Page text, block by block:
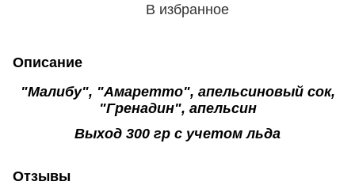
В избранное
Описание
"Малибу", "Амаретто", апельсиновый сок,
"Гренадин", апельсин
Выход 300 гр с учетом льда
Отзывы